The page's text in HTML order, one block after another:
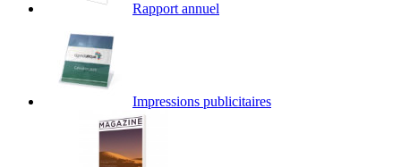
Rapport annuel
Impressions publicitaires